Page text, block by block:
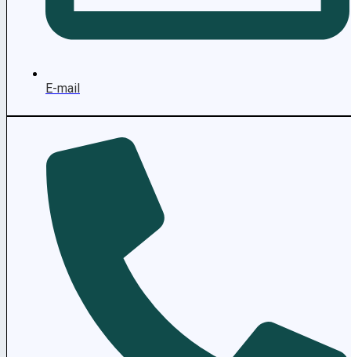
E-mail